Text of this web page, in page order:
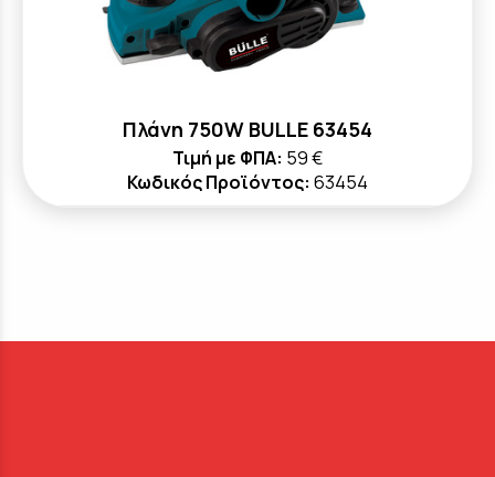
Πλάνη 750W BULLE 63454
Τιμή με ΦΠΑ: 59 €
Κωδικός Προϊόντος: 63454